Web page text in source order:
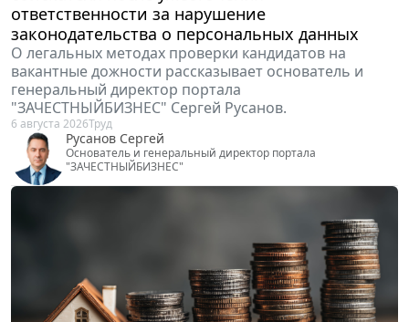
ответственности за нарушение
законодательства о персональных данных
О легальных методах проверки кандидатов на
вакантные дожности рассказывает основатель и
генеральный директор портала
"ЗАЧЕСТНЫЙБИЗНЕС" Сергей Русанов.
6 августа 2026Труд
Русанов Сергей
Основатель и генеральный директор портала
"ЗАЧЕСТНЫЙБИЗНЕС"